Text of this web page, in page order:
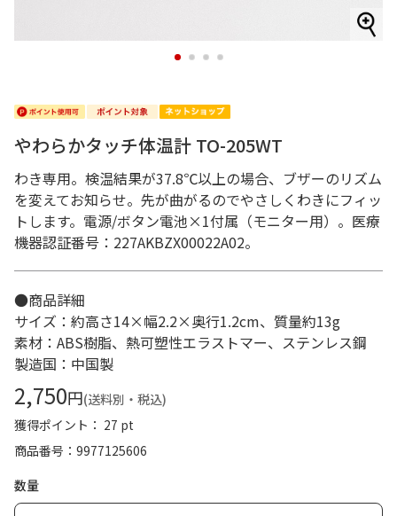
1 2 3 4
やわらかタッチ体温計 TO-205WT
わき専用。検温結果が37.8℃以上の場合、ブザーのリズム
を変えてお知らせ。先が曲がるのでやさしくわきにフィッ
トします。電源/ボタン電池×1付属（モニター用）。医療
機器認証番号：227AKBZX00022A02。
●商品詳細
サイズ：約高さ14×幅2.2×奥行1.2cm、質量約13g
素材：ABS樹脂、熱可塑性エラストマー、ステンレス鋼
製造国：中国製
2,750円(送料別・税込)
獲得ポイント： 27 pt
商品番号
9977125606
数量